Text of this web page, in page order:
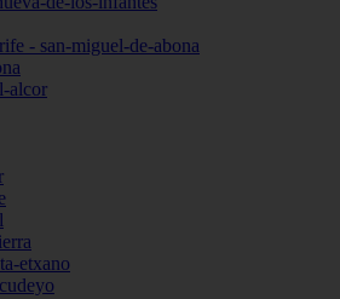
- san-miguel-de-abona
alcor
etxano